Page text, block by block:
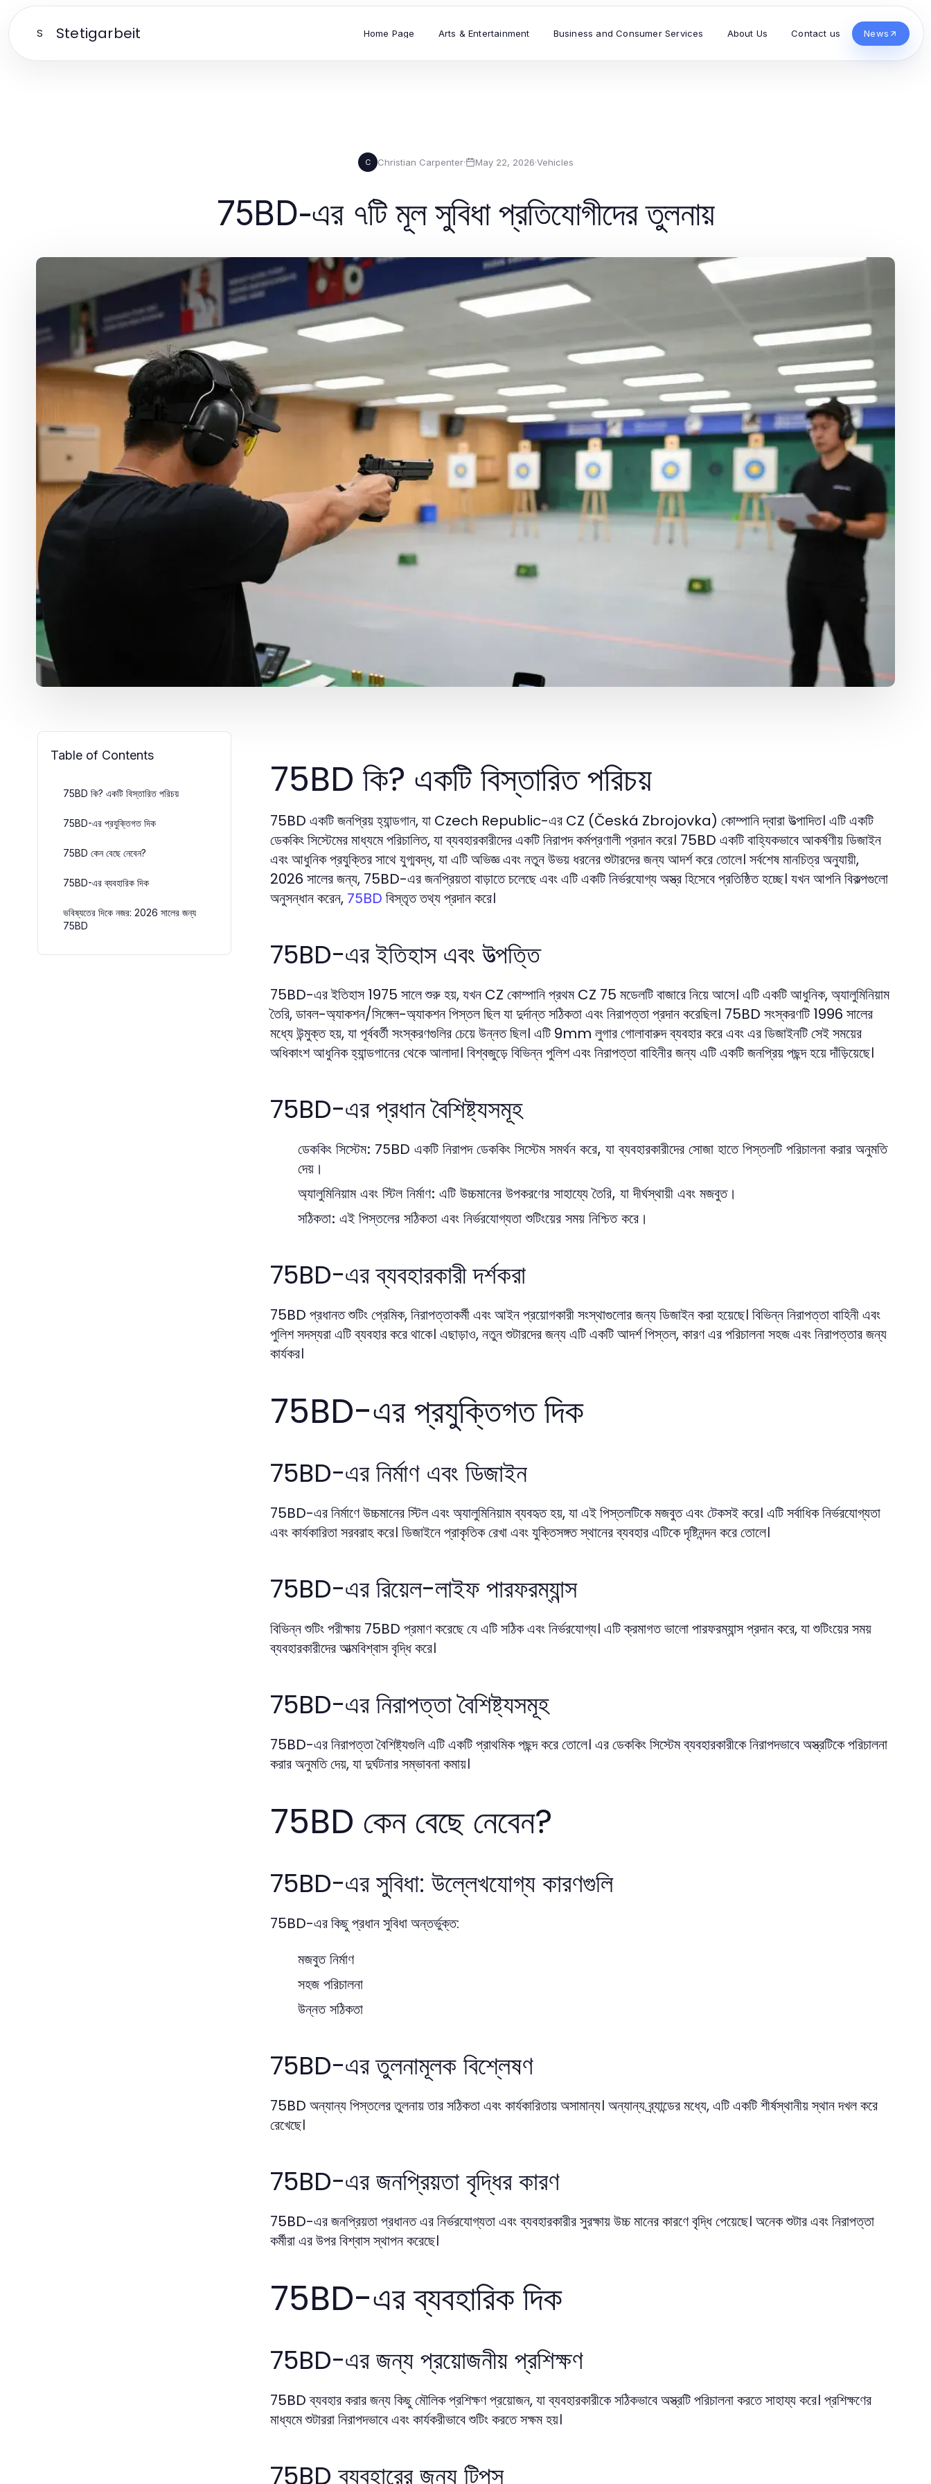
S Stetigarbeit Home Page Arts & Entertainment Business and Consumer Services About Us Contact us News
C Christian Carpenter· May 22, 2026·Vehicles
75BD-এর ৭টি মূল সুবিধা প্রতিযোগীদের তুলনায়
Table of Contents
75BD কি? একটি বিস্তারিত পরিচয়
75BD-এর প্রযুক্তিগত দিক
75BD কেন বেছে নেবেন?
75BD-এর ব্যবহারিক দিক
ভবিষ্যতের দিকে নজর: 2026 সালের জন্য
75BD
75BD কি? একটি বিস্তারিত পরিচয়
75BD একটি জনপ্রিয় হ্যান্ডগান, যা Czech Republic-এর CZ (Česká Zbrojovka) কোম্পানি দ্বারা উত্পাদিত। এটি একটি
ডেককিং সিস্টেমের মাধ্যমে পরিচালিত, যা ব্যবহারকারীদের একটি নিরাপদ কর্মপ্রণালী প্রদান করে। 75BD একটি বাহ্যিকভাবে আকর্ষণীয় ডিজাইন
এবং আধুনিক প্রযুক্তির সাথে যুগ্মবদ্ধ, যা এটি অভিজ্ঞ এবং নতুন উভয় ধরনের শুটারদের জন্য আদর্শ করে তোলে। সর্বশেষ মানচিত্র অনুযায়ী,
2026 সালের জন্য, 75BD-এর জনপ্রিয়তা বাড়াতে চলেছে এবং এটি একটি নির্ভরযোগ্য অস্ত্র হিসেবে প্রতিষ্ঠিত হচ্ছে। যখন আপনি বিকল্পগুলো
অনুসন্ধান করেন, 75BD বিস্তৃত তথ্য প্রদান করে।
75BD-এর ইতিহাস এবং উত্পত্তি
75BD-এর ইতিহাস 1975 সালে শুরু হয়, যখন CZ কোম্পানি প্রথম CZ 75 মডেলটি বাজারে নিয়ে আসে। এটি একটি আধুনিক, অ্যালুমিনিয়াম
তৈরি, ডাবল-অ্যাকশন/সিঙ্গেল-অ্যাকশন পিস্তল ছিল যা দুর্দান্ত সঠিকতা এবং নিরাপত্তা প্রদান করেছিল। 75BD সংস্করণটি 1996 সালের
মধ্যে উন্মুক্ত হয়, যা পূর্ববর্তী সংস্করণগুলির চেয়ে উন্নত ছিল। এটি 9mm লুগার গোলাবারুদ ব্যবহার করে এবং এর ডিজাইনটি সেই সময়ের
অধিকাংশ আধুনিক হ্যান্ডগানের থেকে আলাদা। বিশ্বজুড়ে বিভিন্ন পুলিশ এবং নিরাপত্তা বাহিনীর জন্য এটি একটি জনপ্রিয় পছন্দ হয়ে দাঁড়িয়েছে।
75BD-এর প্রধান বৈশিষ্ট্যসমূহ
ডেককিং সিস্টেম: 75BD একটি নিরাপদ ডেককিং সিস্টেম সমর্থন করে, যা ব্যবহারকারীদের সোজা হাতে পিস্তলটি পরিচালনা করার অনুমতি
দেয়।
অ্যালুমিনিয়াম এবং স্টিল নির্মাণ: এটি উচ্চমানের উপকরণের সাহায্যে তৈরি, যা দীর্ঘস্থায়ী এবং মজবুত।
সঠিকতা: এই পিস্তলের সঠিকতা এবং নির্ভরযোগ্যতা শুটিংয়ের সময় নিশ্চিত করে।
75BD-এর ব্যবহারকারী দর্শকরা
75BD প্রধানত শুটিং প্রেমিক, নিরাপত্তাকর্মী এবং আইন প্রয়োগকারী সংস্থাগুলোর জন্য ডিজাইন করা হয়েছে। বিভিন্ন নিরাপত্তা বাহিনী এবং
পুলিশ সদস্যরা এটি ব্যবহার করে থাকে। এছাড়াও, নতুন শুটারদের জন্য এটি একটি আদর্শ পিস্তল, কারণ এর পরিচালনা সহজ এবং নিরাপত্তার জন্য
কার্যকর।
75BD-এর প্রযুক্তিগত দিক
75BD-এর নির্মাণ এবং ডিজাইন
75BD-এর নির্মাণে উচ্চমানের স্টিল এবং অ্যালুমিনিয়াম ব্যবহৃত হয়, যা এই পিস্তলটিকে মজবুত এবং টেকসই করে। এটি সর্বাধিক নির্ভরযোগ্যতা
এবং কার্যকারিতা সরবরাহ করে। ডিজাইনে প্রাকৃতিক রেখা এবং যুক্তিসঙ্গত স্থানের ব্যবহার এটিকে দৃষ্টিনন্দন করে তোলে।
75BD-এর রিয়েল-লাইফ পারফরম্যান্স
বিভিন্ন শুটিং পরীক্ষায় 75BD প্রমাণ করেছে যে এটি সঠিক এবং নির্ভরযোগ্য। এটি ক্রমাগত ভালো পারফরম্যান্স প্রদান করে, যা শুটিংয়ের সময়
ব্যবহারকারীদের আত্মবিশ্বাস বৃদ্ধি করে।
75BD-এর নিরাপত্তা বৈশিষ্ট্যসমূহ
75BD-এর নিরাপত্তা বৈশিষ্ট্যগুলি এটি একটি প্রাথমিক পছন্দ করে তোলে। এর ডেককিং সিস্টেম ব্যবহারকারীকে নিরাপদভাবে অস্ত্রটিকে পরিচালনা
করার অনুমতি দেয়, যা দুর্ঘটনার সম্ভাবনা কমায়।
75BD কেন বেছে নেবেন?
75BD-এর সুবিধা: উল্লেখযোগ্য কারণগুলি
75BD-এর কিছু প্রধান সুবিধা অন্তর্ভুক্ত:
মজবুত নির্মাণ
সহজ পরিচালনা
উন্নত সঠিকতা
75BD-এর তুলনামূলক বিশ্লেষণ
75BD অন্যান্য পিস্তলের তুলনায় তার সঠিকতা এবং কার্যকারিতায় অসামান্য। অন্যান্য ব্র্যান্ডের মধ্যে, এটি একটি শীর্ষস্থানীয় স্থান দখল করে
রেখেছে।
75BD-এর জনপ্রিয়তা বৃদ্ধির কারণ
75BD-এর জনপ্রিয়তা প্রধানত এর নির্ভরযোগ্যতা এবং ব্যবহারকারীর সুরক্ষায় উচ্চ মানের কারণে বৃদ্ধি পেয়েছে। অনেক শুটার এবং নিরাপত্তা
কর্মীরা এর উপর বিশ্বাস স্থাপন করেছে।
75BD-এর ব্যবহারিক দিক
75BD-এর জন্য প্রয়োজনীয় প্রশিক্ষণ
75BD ব্যবহার করার জন্য কিছু মৌলিক প্রশিক্ষণ প্রয়োজন, যা ব্যবহারকারীকে সঠিকভাবে অস্ত্রটি পরিচালনা করতে সাহায্য করে। প্রশিক্ষণের
মাধ্যমে শুটাররা নিরাপদভাবে এবং কার্যকরীভাবে শুটিং করতে সক্ষম হয়।
75BD ব্যবহারের জন্য টিপস